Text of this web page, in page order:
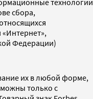
сбора,
Федерации)
их в любой форме,
только с